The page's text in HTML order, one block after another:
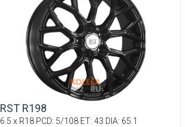
RST R198
6.5 x R18 PCD: 5/108 ET: 43 DIA: 65.1